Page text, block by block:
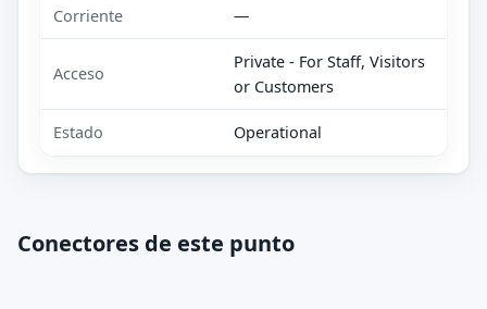
Corriente —
Acceso
Private - For Staff, Visitors
or Customers
Estado Operational
Conectores de este punto